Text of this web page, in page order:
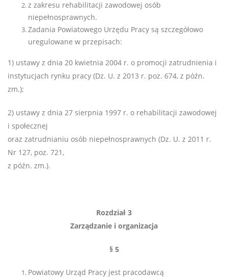
z zakresu rehabilitacji zawodowej osób
niepełnosprawnych.
Zadania Powiatowego Urzędu Pracy są szczegółowo
uregulowane w przepisach:
1) ustawy z dnia 20 kwietnia 2004 r. o promocji zatrudnienia i
instytucjach rynku pracy (Dz. U. z 2013 r. poz. 674, z późn.
zm.);
2) ustawy z dnia 27 sierpnia 1997 r. o rehabilitacji zawodowej
i społecznej
oraz zatrudnianiu osób niepełnosprawnych (Dz. U. z 2011 r.
Nr 127, poz. 721,
z późn. zm.).
Rozdział 3
Zarządzanie i organizacja
§ 5
Powiatowy Urząd Pracy jest pracodawcą